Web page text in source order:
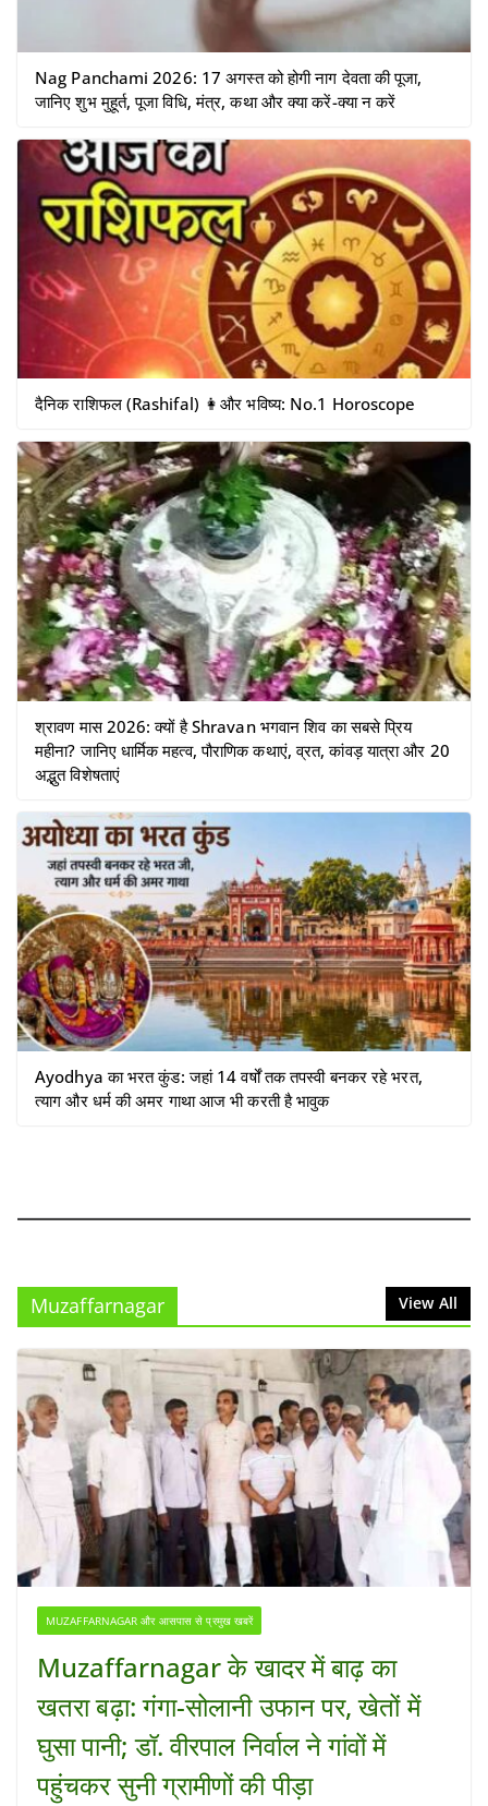
Nag Panchami 2026: 17 अगस्त को होगी नाग देवता की पूजा,
जानिए शुभ मुहूर्त, पूजा विधि, मंत्र, कथा और क्या करें-क्या न करें
दैनिक राशिफल (Rashifal) 👩और भविष्य: No.1 Horoscope
श्रावण मास 2026: क्यों है Shravan भगवान शिव का सबसे प्रिय
महीना? जानिए धार्मिक महत्व, पौराणिक कथाएं, व्रत, कांवड़ यात्रा और 20
अद्भुत विशेषताएं
Ayodhya का भरत कुंड: जहां 14 वर्षों तक तपस्वी बनकर रहे भरत,
त्याग और धर्म की अमर गाथा आज भी करती है भावुक
Muzaffarnagar View All
MUZAFFARNAGAR और आसपास से प्रमुख खबरें
Muzaffarnagar के खादर में बाढ़ का
खतरा बढ़ा: गंगा-सोलानी उफान पर, खेतों में
घुसा पानी; डॉ. वीरपाल निर्वाल ने गांवों में
पहुंचकर सुनी ग्रामीणों की पीड़ा